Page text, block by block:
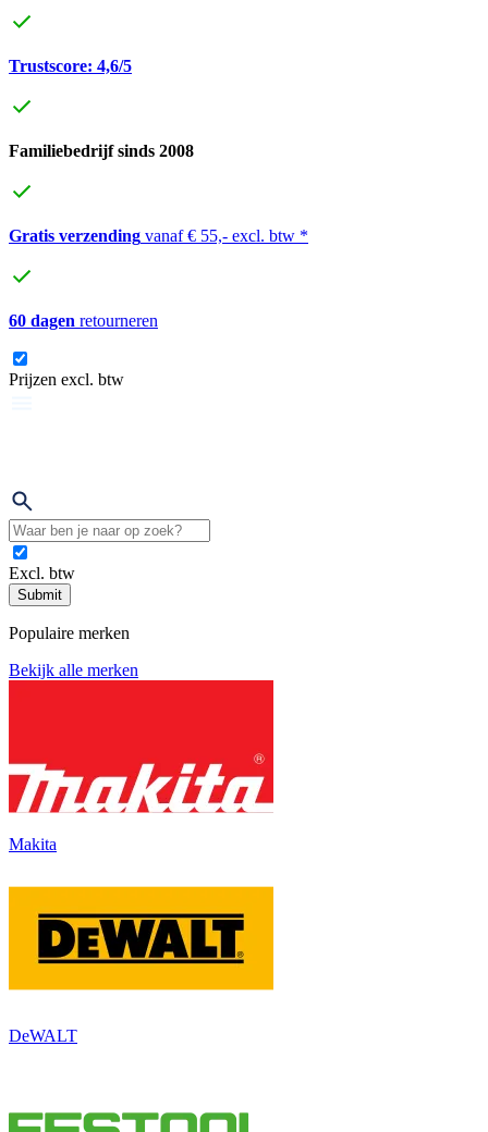
Trustscore: 4,6/5
Familiebedrijf sinds 2008
Gratis verzending vanaf € 55,- excl. btw *
60 dagen retourneren
Prijzen excl. btw
Excl. btw
Submit
Populaire merken
Bekijk alle merken
Makita
DeWALT